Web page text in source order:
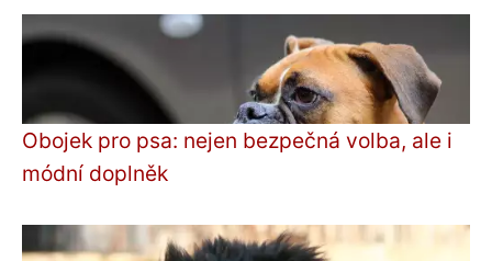
Obojek pro psa: nejen bezpečná volba, ale i
módní doplněk